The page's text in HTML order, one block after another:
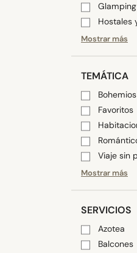
Glamping
Hostales
Mostrar más
TEMÁTICA
Bohemios
Favoritos
Viaje sin
Mostrar más
SERVICIOS
Azotea
Balcones